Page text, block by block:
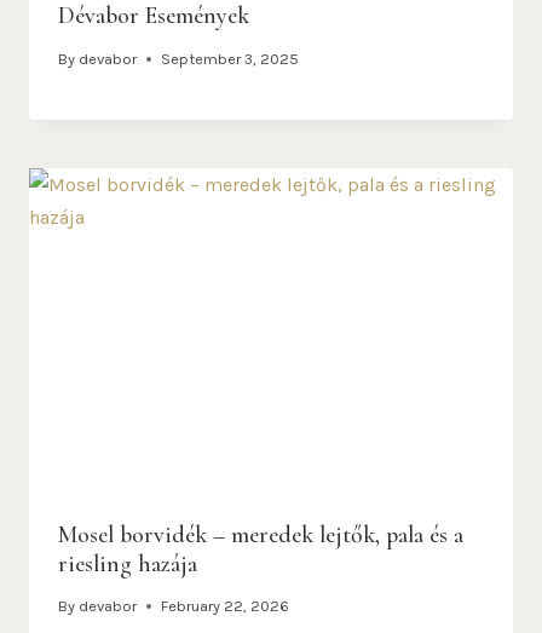
Dévabor Események
By devabor September 3, 2025
Mosel borvidék – meredek lejtők, pala és a
riesling hazája
By devabor February 22, 2026